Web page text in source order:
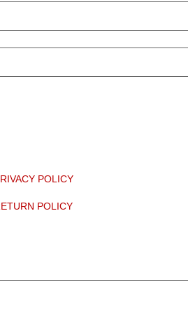
POLICY
POLICY